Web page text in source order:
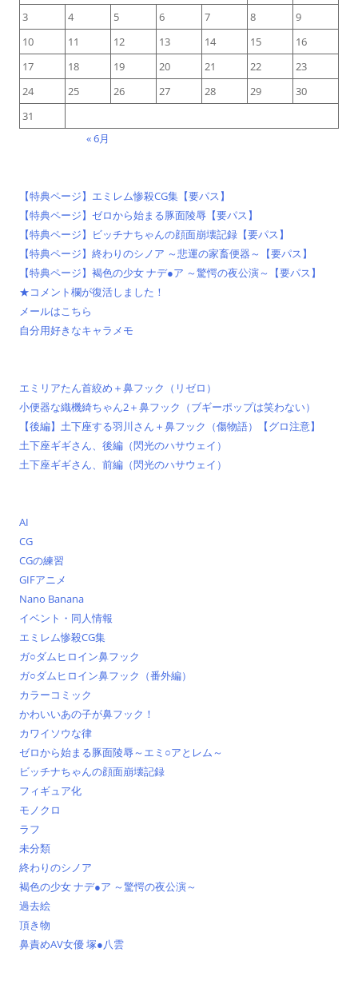
3
4 5 6 7 8
9
10
11 12 13 14 15
16
17
18 19 20 21 22
23
24
25 26 27 28 29
30
31
« 6月
【特典ページ】エミレム惨殺CG集【要パス】
【特典ページ】ゼロから始まる豚面陵辱【要パス】
【特典ページ】ビッチナちゃんの顔面崩壊記録【要パス】
【特典ページ】終わりのシノア ～悲運の家畜便器～【要パス】
【特典ページ】褐色の少女 ナデ●ア ～驚愕の夜公演～【要パス】
★コメント欄が復活しました！
メールはこちら
自分用好きなキャラメモ
エミリアたん首絞め＋鼻フック（リゼロ）
小便器な織機綺ちゃん2＋鼻フック（ブギーポップは笑わない）
【後編】土下座する羽川さん＋鼻フック（傷物語）【グロ注意】
土下座ギギさん、後編（閃光のハサウェイ）
土下座ギギさん、前編（閃光のハサウェイ）
AI
CG
CGの練習
GIFアニメ
Nano Banana
イベント・同人情報
エミレム惨殺CG集
ガ○ダムヒロイン鼻フック
ガ○ダムヒロイン鼻フック（番外編）
カラーコミック
かわいいあの子が鼻フック！
カワイソウな律
ゼロから始まる豚面陵辱～エミ○アとレム～
ビッチナちゃんの顔面崩壊記録
フィギュア化
モノクロ
ラフ
未分類
終わりのシノア
褐色の少女 ナデ●ア ～驚愕の夜公演～
過去絵
頂き物
鼻責めAV女優 塚●八雲